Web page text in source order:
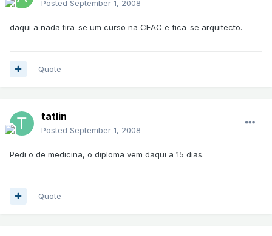
Posted September 1, 2008
daqui a nada tira-se um curso na CEAC e fica-se arquitecto.
Quote
tatlin
Posted September 1, 2008
Pedi o de medicina, o diploma vem daqui a 15 dias.
Quote